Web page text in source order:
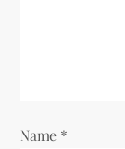
n
Name *